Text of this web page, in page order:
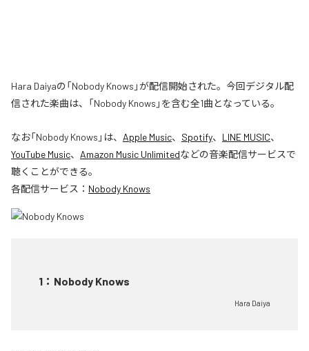
Hara Daiyaの「Nobody Knows」が配信開始された。今回デジタル配
信された楽曲は、「Nobody Knows」を含む全1曲となっている。
なお「Nobody Knows 」は、 Apple Music、 Spotify、 LINE MUSIC、
YouTube Music、 Amazon Music Unlimitedなどの音楽配信サービスで
聴くことができる。
各配信サービス： Nobody Knows
1 ： Nobody Knows
Hara Daiya